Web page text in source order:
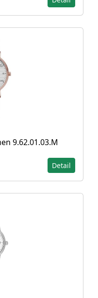
9.62.01.03.M
Detail